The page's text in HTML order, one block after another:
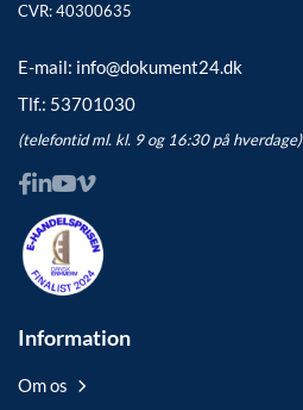
CVR: 40300635
E-mail: info@dokument24.dk
Tlf.: 53701030
(telefontid ml. kl. 9 og 16:30 på hverdage)
Information
Om os